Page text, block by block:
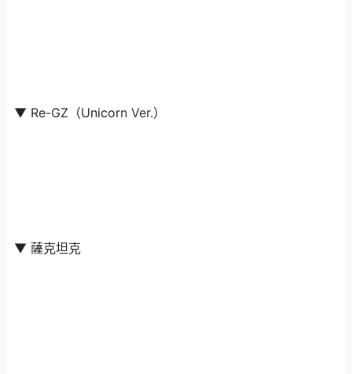
▼ Re-GZ（Unicorn Ver.）
▼ 薩克坦克